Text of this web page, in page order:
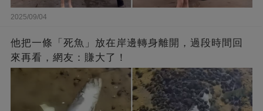
2025/09/04
他把一條「死魚」放在岸邊轉身離開，過段時間回
來再看，網友：賺大了！